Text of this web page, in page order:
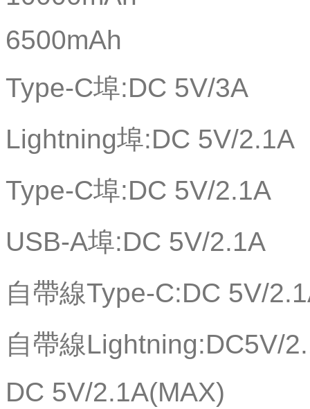
6500mAh
Type-C埠:DC 5V/3A
Lightning埠:DC 5V/2.1A
Type-C埠:DC 5V/2.1A
USB-A埠:DC 5V/2.1A
自帶線Type-C:DC 5V/
自帶線Lightning:DC5V/
DC 5V/2.1A(MAX)